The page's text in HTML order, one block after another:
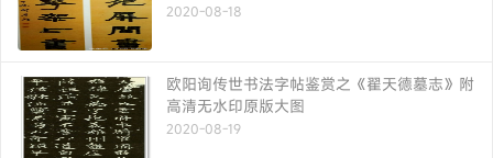
2020-08-18
欧阳询传世书法字帖鉴赏之《翟天德墓志》附
高清无水印原版大图
2020-08-19